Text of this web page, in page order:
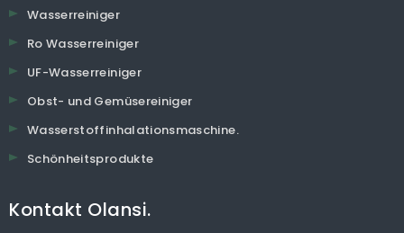
Wasserreiniger
Ro Wasserreiniger
UF-Wasserreiniger
Obst- und Gemüsereiniger
Wasserstoffinhalationsmaschine.
Schönheitsprodukte
Kontakt Olansi.